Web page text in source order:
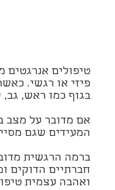
טיפולים אנרגטים
פיזי או רגשי.
בגוף כמו ראש, גב,
אם מדובר על מצב
המעידים שגם
ברמה הרגשית
חברתיים הדוקים
ואהבה עצמית